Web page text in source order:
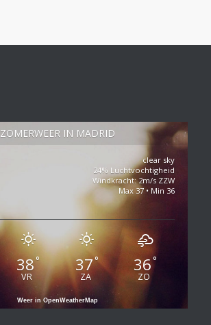
ZOMERWEER IN MADRID
clear sky
24% Luchtvochtigheid
Windkracht: 2m/s ZZW
Max 37 • Min 36
38°
VR
37°
ZA
36°
ZO
Weer in OpenWeatherMap